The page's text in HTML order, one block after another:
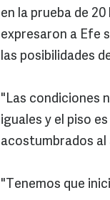
en la prueba de
expresaron a Efe
las posibilidades
"Las condiciones
iguales y el piso
acostumbrados al
"Tenemos que